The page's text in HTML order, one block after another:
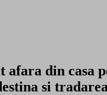
afara din
si